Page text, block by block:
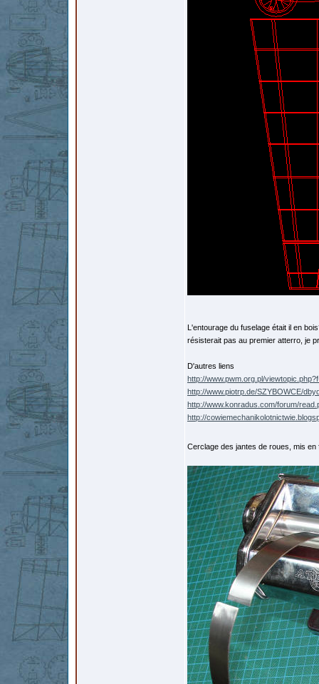
L'entourage du fuselage était il en
résisterait pas au premier atterro, je
D'autres liens
http://www.pwm.org.pl/
http://www.piotrp.de/SZYBOWCE/
http://www.konradus.com/forum/
http://
Cerclage des jantes de roues, mis